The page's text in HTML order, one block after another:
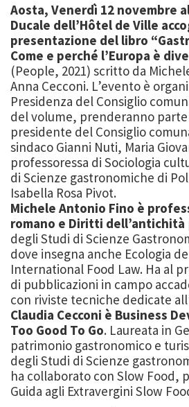
Aosta, Venerdì 12 novembre
Ducale dell’Hôtel de Ville
presentazione del libro
Come e perché l’Europa è
(People, 2021) scritto da
Anna Cecconi. L’evento è
Presidenza del Consiglio
delvolume, prenderanno part
presidente del Consiglio
sindaco Gianni Nuti, Maria
professoressa di Sociologia c
di Scienze gastronomiche di
Isabella Rosa Pivot.
Michele Antonio Fino è
romano e Diritti dell’antichità
degli Studi di Scienze
dove insegna anche Ecologia
International Food Law. Ha al
di pubblicazioni in campo
con riviste tecniche dedicate
Claudia Cecconi è Business
Too Good To Go. Laureata in
patrimonio gastronomico e
degli Studi di Scienze g
ha collaborato con Slow Food,
Guida agli Extravergini Slow